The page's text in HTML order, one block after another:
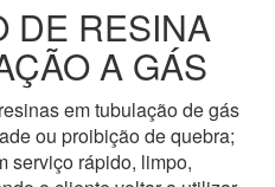
DE RESINA
A GÁS
em tubulação de gás
ou proibição de quebra;
serviço rápido, limpo,